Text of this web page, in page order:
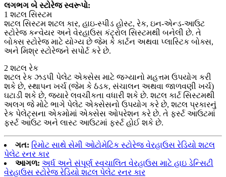
લગભગ બે સ્ટોરેજ સ્વરૂપો:
1 શટલ સિસ્ટમ
શટલ સિસ્ટમ શટલ કાર, હાઇ-સ્પીડ હોસ્ટ, રેક, ઇન-એન્ડ-આઉટ
સ્ટોરેજ કન્વેયર અને વેરહાઉસ કંટ્રોલ સિસ્ટમથી બનેલી છે. તે
બોક્સ સ્ટોરેજ માટે યોગ્ય છે જેમ કે કાર્ટન અથવા પ્લાસ્ટિક બોક્સ,
અને મિશ્ર સ્ટોરેજને સપોર્ટ કરે છે.
2 શટલ રેક
શટલ રેક ઝડપી પેલેટ એક્સેસ માટે જગ્યાનો મહત્તમ ઉપયોગ કરી
શકે છે, સ્થાપન ખર્ચ (જેમ કે ઠંડક, સંચાલન અથવા જાળવણી ખર્ચ)
ઘટાડી શકે છે, જ્યારે લવચીકતા વધારી શકે છે. શટલ કાર્ટ સિસ્ટમથી
અલગ જે મોટે ભાગે પેલેટ એક્સેસનો ઉપયોગ કરે છે, શટલ પ્રકારનું
રેક પેલેટ્સના એકમોમાં એક્સેસ ઓપરેશન કરે છે. તે ફર્સ્ટ આઉટમાં
ફર્સ્ટ આઉટ અને લાસ્ટ આઉટમાં ફર્સ્ટ હોઈ શકે છે.
ગત: રિમોટ સાથે સેમી ઓટોમેટિક સ્ટોરેજ વેરહાઉસ રેડિયો શટલ
પેલેટ રનર કાર
આગળ: અર્ધ અને સંપૂર્ણ સ્વચાલિત વેરહાઉસ માટે હાઇ ડેન્સિટી
વેરહાઉસ સ્ટોરેજ રેડિયો શટલ પેલેટ રનર કાર